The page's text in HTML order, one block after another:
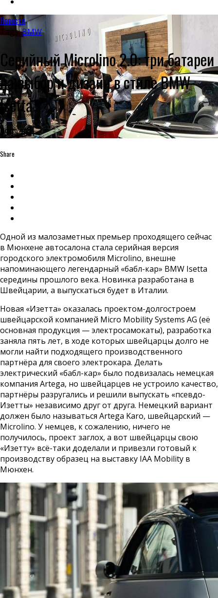
Новости
Tags:BMW
Серийный Microlino 2.0: три батареи
на выбор и дизайн в стиле BMW
Isetta
09.09.2021
Share
Одной из малозаметных премьер проходящего сейчас
в Мюнхене автосалона стала серийная версия
городского электромобиля Microlino, внешне
напоминающего легендарный «бабл-кар» BMW Isetta
середины прошлого века. Новинка разработана в
Швейцарии, а выпускаться будет в Италии.
Новая «Изетта» оказалась проектом-долгостроем
швейцарской компанией Micro Mobility Systems AG (её
основная продукция — электросамокаты), разработка
заняла пять лет, в ходе которых швейцарцы долго не
могли найти подходящего производственного
партнёра для своего электрокара. Делать
электрический «бабл-кар» было подвизалась немецкая
компания Artega, но швейцарцев не устроило качество,
партнёры разругались и решили выпускать «псевдо-
Изетты» независимо друг от друга. Немецкий вариант
должен было называться Artega Karo, швейцарский —
Microlino. У немцев, к сожалению, ничего не
получилось, проект заглох, а вот швейцарцы свою
«Изетту» всё-таки доделали и привезли готовый к
производству образец на выставку IAA Mobility в
Мюнхен.